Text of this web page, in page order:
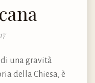
una gravità
della Chiesa, è